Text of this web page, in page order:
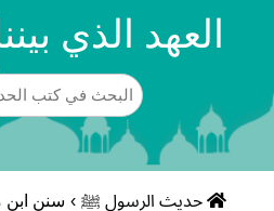
العهد الذي
حديث الرسول ﷺ › سنن ابن